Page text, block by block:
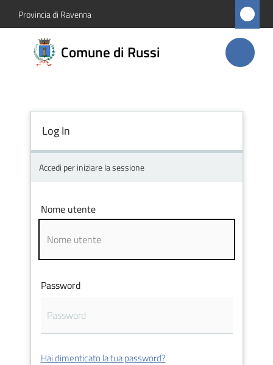
Vai al contenuto
Vai alla navigazione
Vai al footer
Provincia di Ravenna
Comune di Russi
Comune
di Russi
Amministrazione
Novità
Vivere
Log In
Accedi per iniziare la sessione
Nome utente
Password
Hai dimenticato la tua password?